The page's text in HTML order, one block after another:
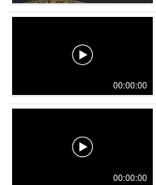
00:00:00
00:00:00